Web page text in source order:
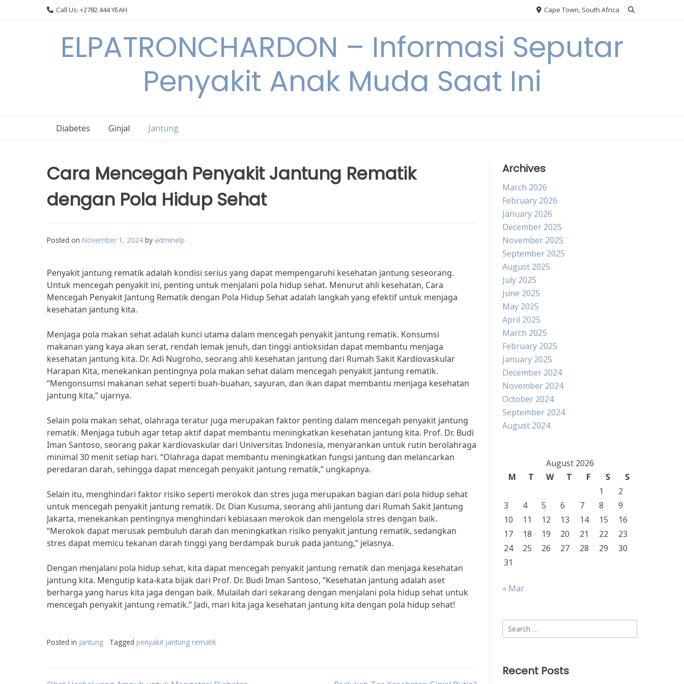
Call Us: +2782 444 YEAH Cape Town, South Africa
ELPATRONCHARDON – Informasi Seputar
Penyakit Anak Muda Saat Ini
Diabetes Ginjal Jantung
Cara Mencegah Penyakit Jantung Rematik
dengan Pola Hidup Sehat
Posted on November 1, 2024 by adminelp
Penyakit jantung rematik adalah kondisi serius yang dapat mempengaruhi kesehatan jantung seseorang.
Untuk mencegah penyakit ini, penting untuk menjalani pola hidup sehat. Menurut ahli kesehatan, Cara
Mencegah Penyakit Jantung Rematik dengan Pola Hidup Sehat adalah langkah yang efektif untuk menjaga
kesehatan jantung kita.
Menjaga pola makan sehat adalah kunci utama dalam mencegah penyakit jantung rematik. Konsumsi
makanan yang kaya akan serat, rendah lemak jenuh, dan tinggi antioksidan dapat membantu menjaga
kesehatan jantung kita. Dr. Adi Nugroho, seorang ahli kesehatan jantung dari Rumah Sakit Kardiovaskular
Harapan Kita, menekankan pentingnya pola makan sehat dalam mencegah penyakit jantung rematik.
“Mengonsumsi makanan sehat seperti buah-buahan, sayuran, dan ikan dapat membantu menjaga kesehatan
jantung kita,” ujarnya.
Selain pola makan sehat, olahraga teratur juga merupakan faktor penting dalam mencegah penyakit jantung
rematik. Menjaga tubuh agar tetap aktif dapat membantu meningkatkan kesehatan jantung kita. Prof. Dr. Budi
Iman Santoso, seorang pakar kardiovaskular dari Universitas Indonesia, menyarankan untuk rutin berolahraga
minimal 30 menit setiap hari. “Olahraga dapat membantu meningkatkan fungsi jantung dan melancarkan
peredaran darah, sehingga dapat mencegah penyakit jantung rematik,” ungkapnya.
Selain itu, menghindari faktor risiko seperti merokok dan stres juga merupakan bagian dari pola hidup sehat
untuk mencegah penyakit jantung rematik. Dr. Dian Kusuma, seorang ahli jantung dari Rumah Sakit Jantung
Jakarta, menekankan pentingnya menghindari kebiasaan merokok dan mengelola stres dengan baik.
“Merokok dapat merusak pembuluh darah dan meningkatkan risiko penyakit jantung rematik, sedangkan
stres dapat memicu tekanan darah tinggi yang berdampak buruk pada jantung,” jelasnya.
Dengan menjalani pola hidup sehat, kita dapat mencegah penyakit jantung rematik dan menjaga kesehatan
jantung kita. Mengutip kata-kata bijak dari Prof. Dr. Budi Iman Santoso, “Kesehatan jantung adalah aset
berharga yang harus kita jaga dengan baik. Mulailah dari sekarang dengan menjalani pola hidup sehat untuk
mencegah penyakit jantung rematik.” Jadi, mari kita jaga kesehatan jantung kita dengan pola hidup sehat!
Posted in Jantung Tagged penyakit jantung rematik
Archives
March 2026
February 2026
January 2026
December 2025
November 2025
September 2025
August 2025
July 2025
June 2025
May 2025
April 2025
March 2025
February 2025
January 2025
December 2024
November 2024
October 2024
September 2024
August 2024
August 2026
M
T W T F S
S
1
2
3
4 5 6 7 8
9
10
11 12 13 14 15
16
17
18 19 20 21 22
23
24
25 26 27 28 29
30
31
« Mar
Search
for:
Recent Posts